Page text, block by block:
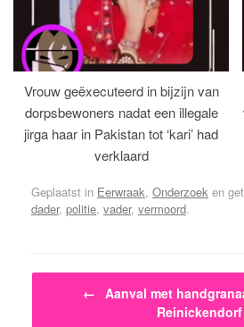
Vrouw geëxecuteerd in bijzijn van
dorpsbewoners nadat een illegale
jirga haar in Pakistan tot ‘kari’ had
verklaard
Geplaatst in Eerwraak, Onderzoek en
dader, politie, vader, vermoord.
Bericht navigatie
← Aanval met
Reinickendorf